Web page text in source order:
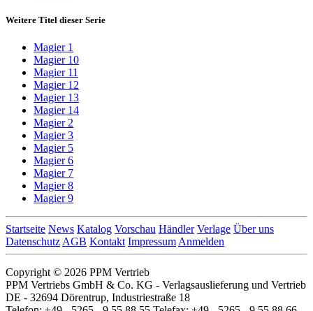
Weitere Titel dieser Serie
Magier 1
Magier 10
Magier 11
Magier 12
Magier 13
Magier 14
Magier 2
Magier 3
Magier 5
Magier 6
Magier 7
Magier 8
Magier 9
Startseite News Katalog Vorschau Händler Verlage Über uns
Datenschutz AGB Kontakt Impressum Anmelden
Copyright © 2026 PPM Vertrieb
PPM Vertriebs GmbH & Co. KG - Verlagsauslieferung und Vertrieb
DE - 32694 Dörentrup, Industriestraße 18